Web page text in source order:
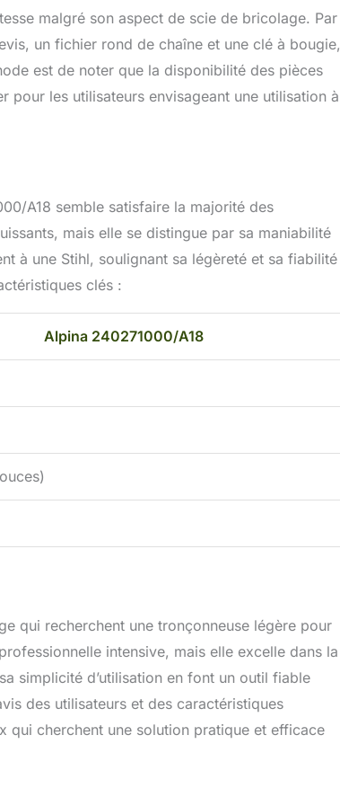
malgré son aspect de scie de bricolage. Par
un fichier rond de chaîne et une clé à bougie,
est de noter que la disponibilité des pièces
pour les utilisateurs envisageant une utilisation à
A18 semble satisfaire la majorité des
mais elle se distingue par sa maniabilité
à une Stihl, soulignant sa légèreté et sa fiabilité
clés :
Alpina 240271000/A18
qui recherchent une tronçonneuse légère pour
intensive, mais elle excelle dans la
simplicité d’utilisation en font un outil fiable
des utilisateurs et des caractéristiques
qui cherchent une solution pratique et efficace